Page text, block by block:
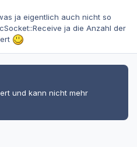
ja eigentlich auch nicht so
ja die Anzahl der
und kann nicht mehr